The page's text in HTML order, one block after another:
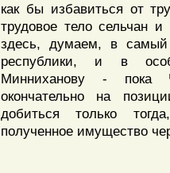
как бы избавиться от
трудовое тело сельчан
здесь, думаем, в самый
республики, и в
Минниханову - пока
окончательно на
добиться только
полученное имущество